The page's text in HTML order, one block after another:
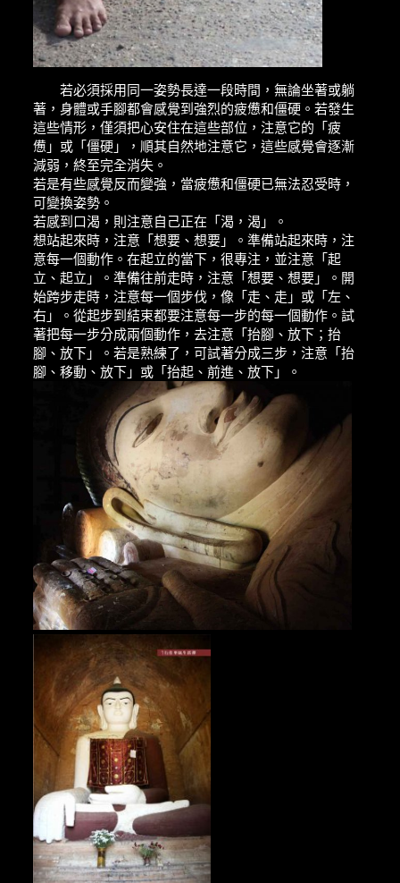
若必須採用同一姿勢長達一段時間，無論坐著或躺
著，身體或手腳都會感覺到強烈的疲憊和僵硬。若發生
這些情形，僅須把心安住在這些部位，注意它的「疲
憊」或「僵硬」，順其自然地注意它，這些感覺會逐漸
減弱，終至完全消失。
若是有些感覺反而變強，當疲憊和僵硬已無法忍受時，
可變換姿勢。
若感到口渴，則注意自己正在「渴，渴」。
想站起來時，注意「想要、想要」。準備站起來時，注
意每一個動作。在起立的當下，很專注，並注意「起
立、起立」。準備往前走時，注意「想要、想要」。開
始跨步走時，注意每一個步伐，像「走、走」或「左、
右」。從起步到結束都要注意每一步的每一個動作。試
著把每一步分成兩個動作，去注意「抬腳、放下；抬
腳、放下」。若是熟練了，可試著分成三步，注意「抬
腳、移動、放下」或「抬起、前進、放下」。